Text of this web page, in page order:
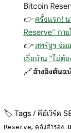
Bitcoin
👉 ครั้งแรก!
Reserve" ภา
👉 สหรัฐฯ จ่อ
เชื่อบ้าน "ไม่ต้
🔗อ้างอิงต้นฉ
🏷️ Tags / คีย์เวิร์ด
Reserve, คลังสำรอ